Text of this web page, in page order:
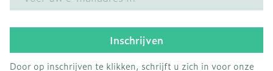
Inschrijven
Door op inschrijven te klikken, schrijft u zich in voor onze